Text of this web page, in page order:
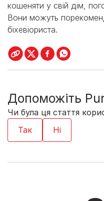
кошеняти у свій дім,
Вони можуть
біхевіориста.
Допоможіть
Чи була ця стаття